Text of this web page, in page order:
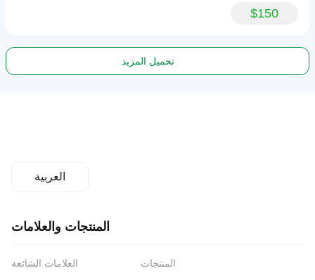
$150
تحميل المزيد
العربية
المنتجات والعلامات
العلامات الشائعة
المنتجات